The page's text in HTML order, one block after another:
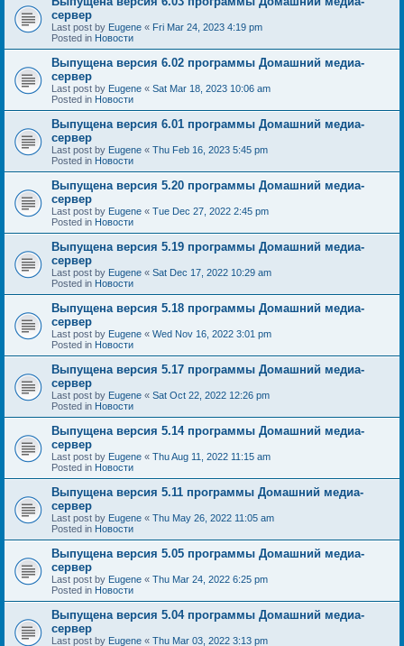
сервер
Last post by Eugene « Fri Mar 24, 2023 4:19 pm
Posted in Новости
Выпущена версия 6.02 программы Домашний медиа-
сервер
Last post by Eugene « Sat Mar 18, 2023 10:06 am
Posted in Новости
Выпущена версия 6.01 программы Домашний медиа-
сервер
Last post by Eugene « Thu Feb 16, 2023 5:45 pm
Posted in Новости
Выпущена версия 5.20 программы Домашний медиа-
сервер
Last post by Eugene « Tue Dec 27, 2022 2:45 pm
Posted in Новости
Выпущена версия 5.19 программы Домашний медиа-
сервер
Last post by Eugene « Sat Dec 17, 2022 10:29 am
Posted in Новости
Выпущена версия 5.18 программы Домашний медиа-
сервер
Last post by Eugene « Wed Nov 16, 2022 3:01 pm
Posted in Новости
Выпущена версия 5.17 программы Домашний медиа-
сервер
Last post by Eugene « Sat Oct 22, 2022 12:26 pm
Posted in Новости
Выпущена версия 5.14 программы Домашний медиа-
сервер
Last post by Eugene « Thu Aug 11, 2022 11:15 am
Posted in Новости
Выпущена версия 5.11 программы Домашний медиа-
сервер
Last post by Eugene « Thu May 26, 2022 11:05 am
Posted in Новости
Выпущена версия 5.05 программы Домашний медиа-
сервер
Last post by Eugene « Thu Mar 24, 2022 6:25 pm
Posted in Новости
Выпущена версия 5.04 программы Домашний медиа-
сервер
Last post by Eugene « Thu Mar 03, 2022 3:13 pm